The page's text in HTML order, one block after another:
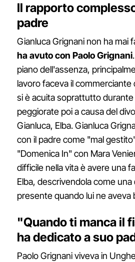
Il rapporto
padre
Gianluca Grignani non ha mai
ha avuto con Paolo Grignani
piano dell'assenza,
lavoro faceva il
si è acuita soprattutto
peggiorate poi a causa del
Gianluca, Elba. Gianluca
con il padre come "mal
"Domenica In" con Mara
difficile nella vita è avere una
Elba, descrivendola come
presente quando lui ne aveva
"Quando ti manca il
ha dedicato a suo
Paolo Grignani viveva in